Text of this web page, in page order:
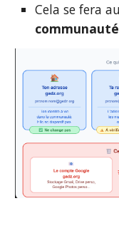
Cela se fera au
communauté